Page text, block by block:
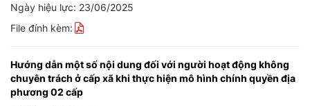
Ngày hiệu lực: 23/06/2025
File đính kèm:
Hướng dẫn một số nội dung đối với người hoạt động không
chuyên trách ở cấp xã khi thực hiện mô hình chính quyền địa
phương 02 cấp